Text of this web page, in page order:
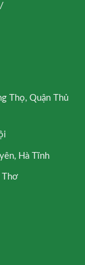
Thọ, Quận Thủ
Hà Tĩnh
Thơ